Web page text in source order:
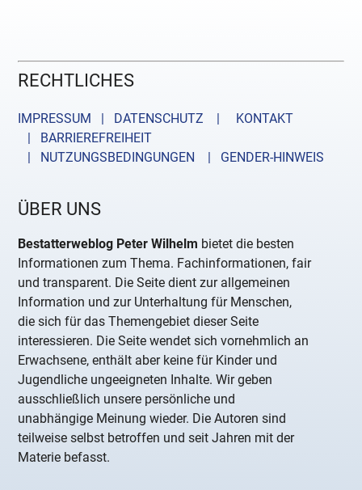
RECHTLICHES
IMPRESSUM | DATENSCHUTZ |
KONTAKT
| BARRIEREFREIHEIT
| NUTZUNGSBEDINGUNGEN
| GENDER-HINWEIS
ÜBER UNS
Bestatterweblog Peter Wilhelm bietet die besten
Informationen zum Thema. Fachinformationen, fair
und transparent. Die Seite dient zur allgemeinen
Information und zur Unterhaltung für Menschen,
die sich für das Themengebiet dieser Seite
interessieren. Die Seite wendet sich vornehmlich an
Erwachsene, enthält aber keine für Kinder und
Jugendliche ungeeigneten Inhalte. Wir geben
ausschließlich unsere persönliche und
unabhängige Meinung wieder. Die Autoren sind
teilweise selbst betroffen und seit Jahren mit der
Materie befasst.